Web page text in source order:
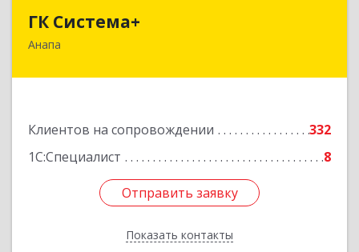
ГК Система+
Анапа
Клиентов на сопровождении
332
1С:Специалист
8
Отправить заявку
Показать контакты
353450, Краснодарский край, Анапский р-н,
Подробнее
Отправить заявку
Назад